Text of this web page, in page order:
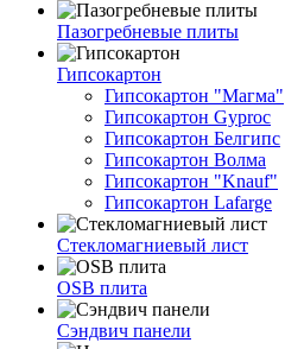
Пазогребневые плиты
Гипсокартон
Гипсокартон "Магма"
Гипсокартон Gyproc
Гипсокартон Белгипс
Гипсокартон Волма
Гипсокартон "Knauf"
Гипсокартон Lafarge
Стекломагниевый лист
OSB плита
Сэндвич панели